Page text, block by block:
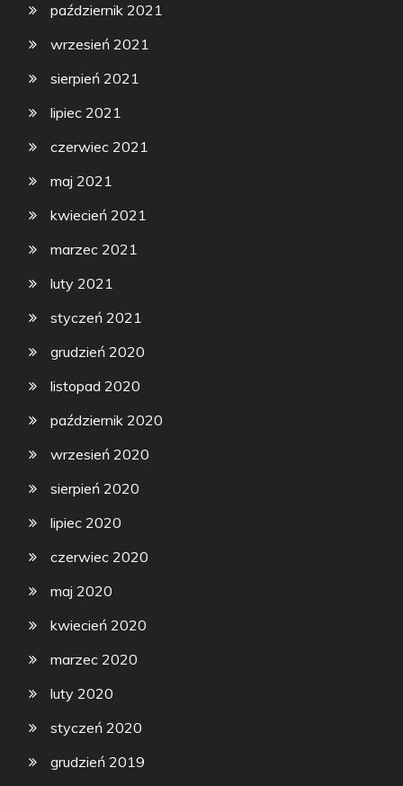
październik 2021
wrzesień 2021
sierpień 2021
lipiec 2021
czerwiec 2021
maj 2021
kwiecień 2021
marzec 2021
luty 2021
styczeń 2021
grudzień 2020
listopad 2020
październik 2020
wrzesień 2020
sierpień 2020
lipiec 2020
czerwiec 2020
maj 2020
kwiecień 2020
marzec 2020
luty 2020
styczeń 2020
grudzień 2019